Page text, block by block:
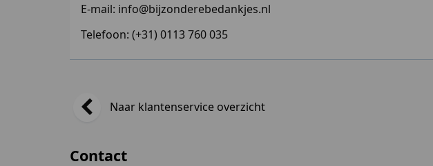
E-mail: info@bijzonderebedankjes.nl
Telefoon: (+31) 0113 760 035
Naar klantenservice overzicht
Contact